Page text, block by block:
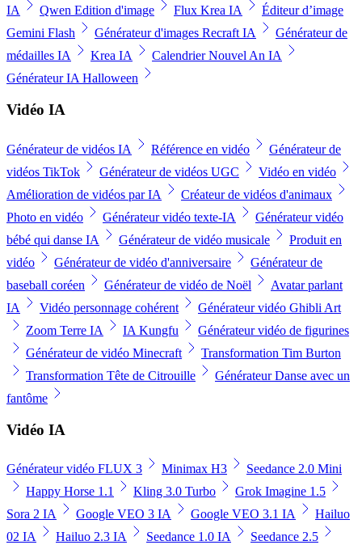
IA Qwen Edition d'image Flux Krea IA
Éditeur d’image
Gemini Flash
Générateur d'images Recraft IA
Générateur de
médailles IA
Krea IA
Calendrier Nouvel An IA
Générateur IA Halloween
Vidéo IA
Générateur de vidéos IA Référence en vidéo
Générateur de
vidéos TikTok
Générateur de vidéos UGC
Vidéo en vidéo
Amélioration de vidéos par IA
Créateur de vidéos d'animaux
Photo en vidéo
Générateur vidéo texte-IA
Générateur vidéo
bébé qui danse IA
Générateur de vidéo musicale
Produit en
vidéo
Générateur de vidéo d'anniversaire
Générateur de
baseball coréen
Générateur de vidéo de Noël
Avatar parlant
IA
Vidéo personnage cohérent
Générateur vidéo Ghibli Art
Zoom Terre IA
IA Kungfu
Générateur vidéo de figurines
Générateur de vidéo Minecraft
Transformation Tim Burton
Transformation Tête de Citrouille
Générateur Danse avec un
fantôme
Vidéo IA
Générateur vidéo FLUX 3 Minimax H3
Seedance 2.0 Mini
Happy Horse 1.1
Kling 3.0 Turbo
Grok Imagine 1.5
Sora 2 IA
Google VEO 3 IA Google VEO 3.1 IA
Hailuo
02 IA
Hailuo 2.3 IA Seedance 1.0 IA
Seedance 2.5